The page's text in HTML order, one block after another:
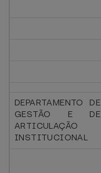
DEPARTAMENTO DE
GESTÃO E DE
ARTICULAÇÃO
INSTITUCIONAL